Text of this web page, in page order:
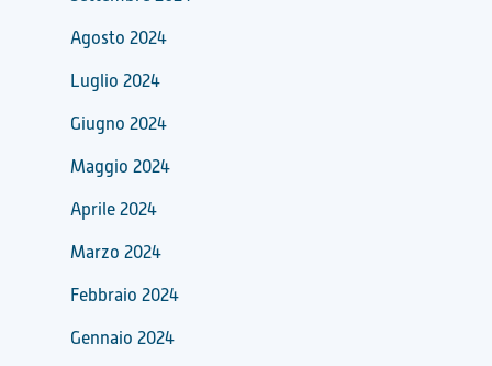
Agosto 2024
Luglio 2024
Giugno 2024
Maggio 2024
Aprile 2024
Marzo 2024
Febbraio 2024
Gennaio 2024